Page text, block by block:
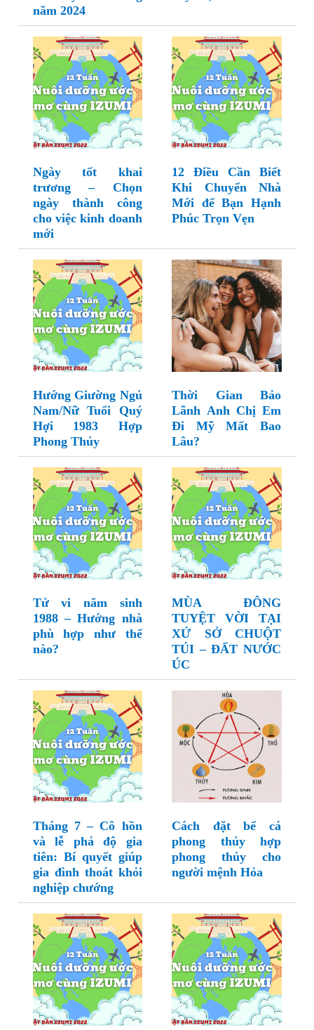
năm 2024
Ngày tốt khai
trương – Chọn
ngày thành công
cho việc kinh doanh
mới
12 Điều Cần Biết
Khi Chuyển Nhà
Mới để Bạn Hạnh
Phúc Trọn Vẹn
Hướng Giường Ngủ
Nam/Nữ Tuổi Quý
Hợi 1983 Hợp
Phong Thủy
Thời Gian Bảo
Lãnh Anh Chị Em
Đi Mỹ Mất Bao
Lâu?
Tử vi năm sinh
1988 – Hướng nhà
phù hợp như thế
nào?
MÙA ĐÔNG
TUYỆT VỜI TẠI
XỨ SỞ CHUỘT
TÚI – ĐẤT NƯỚC
ÚC
Tháng 7 – Cô hồn
và lễ phả độ gia
tiên: Bí quyết giúp
gia đình thoát khỏi
nghiệp chướng
Cách đặt bể cá
phong thủy hợp
phong thủy cho
người mệnh Hỏa